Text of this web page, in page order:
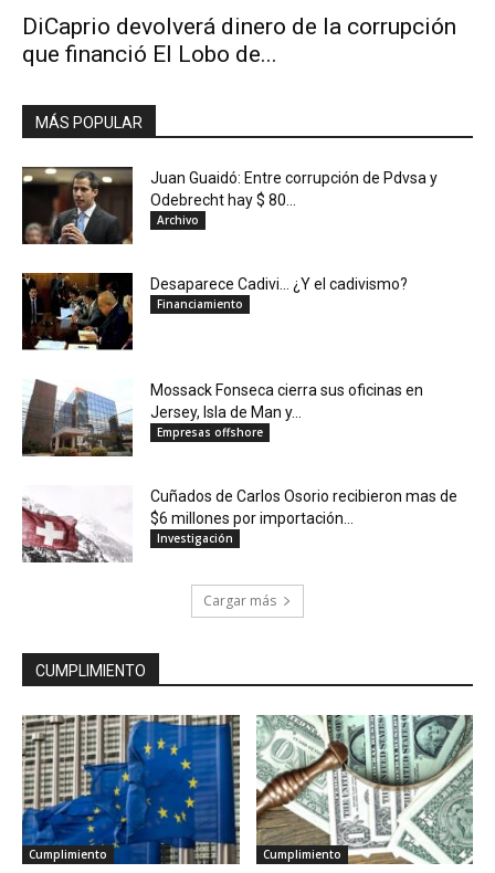
DiCaprio devolverá dinero de la corrupción
que financió El Lobo de...
MÁS POPULAR
Juan Guaidó: Entre corrupción de Pdvsa y
Odebrecht hay $ 80...
Archivo
Desaparece Cadivi… ¿Y el cadivismo?
Financiamiento
Mossack Fonseca cierra sus oficinas en
Jersey, Isla de Man y...
Empresas offshore
Cuñados de Carlos Osorio recibieron mas de
$6 millones por importación...
Investigación
Cargar más
CUMPLIMIENTO
Cumplimiento Cumplimiento